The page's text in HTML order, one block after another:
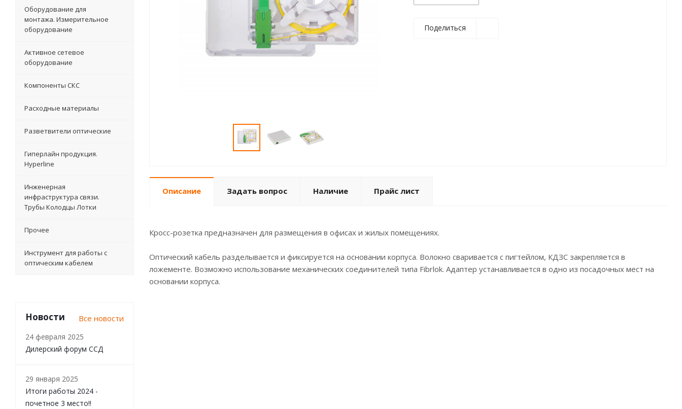
Поделиться
Описание Задать вопрос Наличие Прайс лист
Кросс-розетка предназначен для размещения в офисах и жилых помещениях.
Оптический кабель разделывается и фиксируется на основании корпуса. Волокно сваривается с пигтейлом, КДЗС закрепляется в
ложементе. Возможно использование механических соединителей типа Fibrlok. Адаптер устанавливается в одно из посадочных мест на
основании корпуса.
Оборудование для
монтажа. Измерительное
оборудование
Активное сетевое
оборудование
Компоненты СКС
Расходные материалы
Разветвители оптические
Гиперлайн продукция.
Hyperline
Инженерная
инфраструктура связи.
Трубы Колодцы Лотки
Прочее
Инструмент для работы с
оптическим кабелем
Новости Все новости
24 февраля 2025
Дилерский форум ССД
29 января 2025
Итоги работы 2024 -
почетное 3 место!!